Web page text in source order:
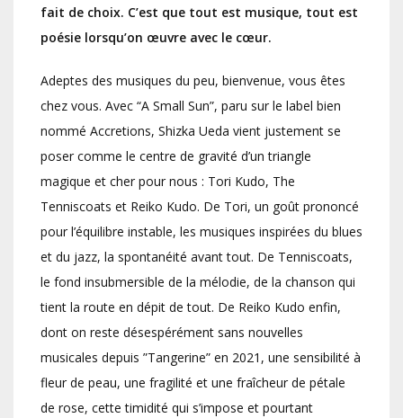
fait de choix. C’est que tout est musique, tout est
poésie lorsqu’on œuvre avec le cœur.
Adeptes des musiques du peu, bienvenue, vous êtes
chez vous. Avec “A Small Sun”, paru sur le label bien
nommé Accretions, Shizka Ueda vient justement se
poser comme le centre de gravité d’un triangle
magique et cher pour nous : Tori Kudo, The
Tenniscoats et Reiko Kudo. De Tori, un goût prononcé
pour l’équilibre instable, les musiques inspirées du blues
et du jazz, la spontanéité avant tout. De Tenniscoats,
le fond insubmersible de la mélodie, de la chanson qui
tient la route en dépit de tout. De Reiko Kudo enfin,
dont on reste désespérément sans nouvelles
musicales depuis ”Tangerine” en 2021, une sensibilité à
fleur de peau, une fragilité et une fraîcheur de pétale
de rose, cette timidité qui s’impose et pourtant